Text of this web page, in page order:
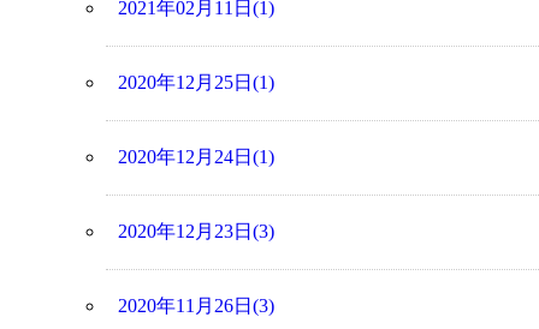
2021年02月11日(1)
2020年12月25日(1)
2020年12月24日(1)
2020年12月23日(3)
2020年11月26日(3)